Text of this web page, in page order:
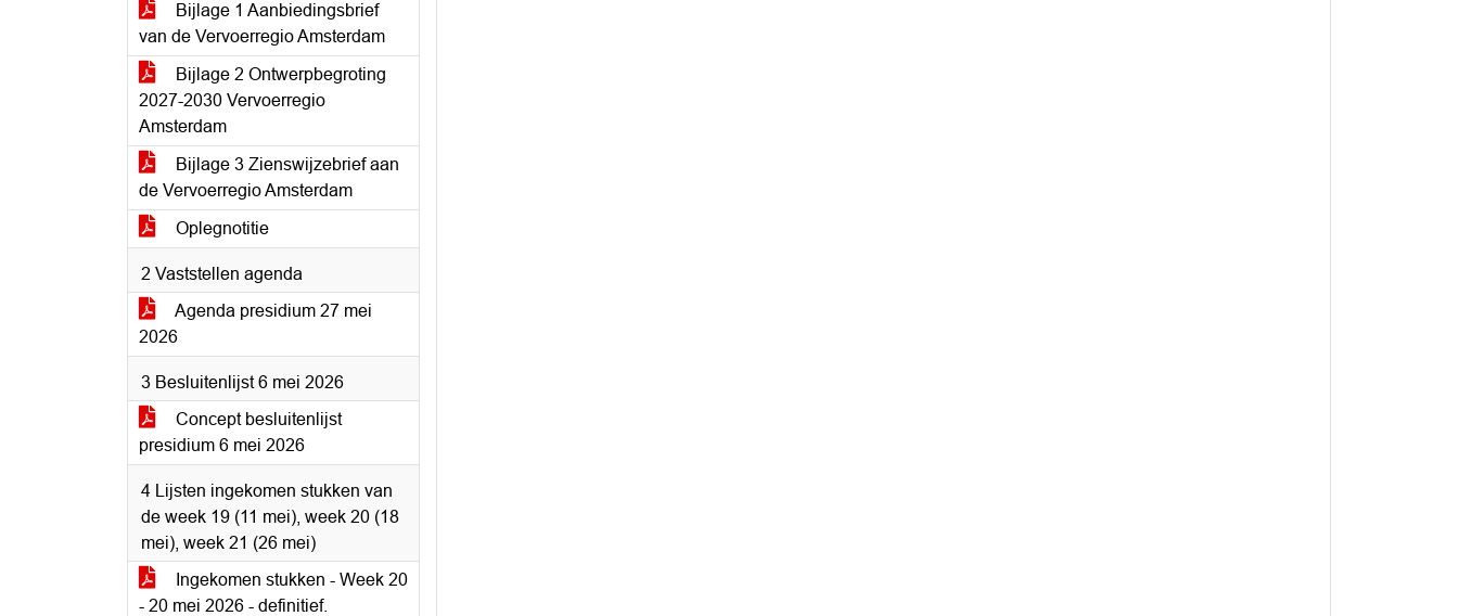
Bijlage 1 Aanbiedingsbrief
van de Vervoerregio Amsterdam
Bijlage 2 Ontwerpbegroting
2027-2030 Vervoerregio
Amsterdam
Bijlage 3 Zienswijzebrief aan
de Vervoerregio Amsterdam
Oplegnotitie
2 Vaststellen agenda
Agenda presidium 27 mei
2026
3 Besluitenlijst 6 mei 2026
Concept besluitenlijst
presidium 6 mei 2026
4 Lijsten ingekomen stukken van
de week 19 (11 mei), week 20 (18
mei), week 21 (26 mei)
Ingekomen stukken - Week 20
- 20 mei 2026 - definitief.